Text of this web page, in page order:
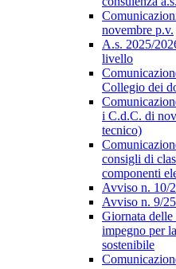
novembre p.v.
A.s. 2025/
livello
Collegio dei
i C.d.C. di
tecnico)
consigli di
componenti
Avviso n. 10/
Avviso n. 9/
Giornata
impegno per
sostenibile